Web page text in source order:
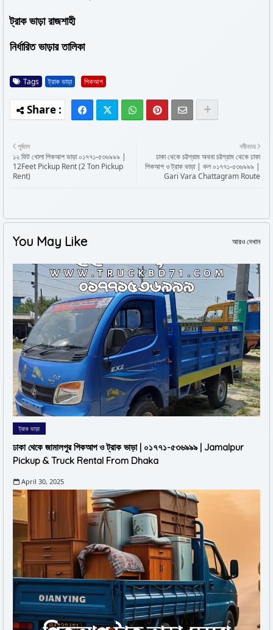
ট্রাক ভাড়া রাজশাহী
নির্ধারিত ভাড়ার তালিকা
Tags ট্রাক ভাড়া পিকআপ
নবীনতর
ঢাকা থেকে চট্টগ্রাম অথবা চট্টগ্রাম থেকে ঢাকা
পিকআপ ও ট্রাক ভাড়া | কল ০১৭৭১-৫৩৬৯৯৯ |
Gari Vara Chattagram Route
পূর্বতন
১২ ফিট খোলা পিকআপ ভাড়া ০১৭৭১-৫৩৬৯৯৯ |
12Feet Pickup Rent (2 Ton Pickup
Rent)
You May Like আরও দেখান
ট্রাক ভাড়া
ঢাকা থেকে জামালপুর পিকআপ ও ট্রাক ভাড়া | ০১৭৭১-৫৩৬৯৯৯ | Jamalpur
Pickup & Truck Rental From Dhaka
April 30, 2025